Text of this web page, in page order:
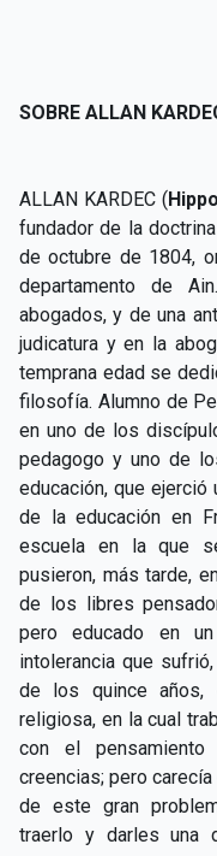
SOBRE ALLAN
ALLAN KARDEC (
fundador de la
de octubre de 1804,
departamento de
abogados, y de una
judicatura y en la
temprana edad se
filosofía. Alumno de
en uno de los
pedagogo y uno de
educación, que
de la educación en
escuela en la que
pusieron, más tarde,
de los libres
pero educado en
intolerancia que
de los quince años,
religiosa, en la cual
con el
creencias; pero
de este gran
traerlo y darles una